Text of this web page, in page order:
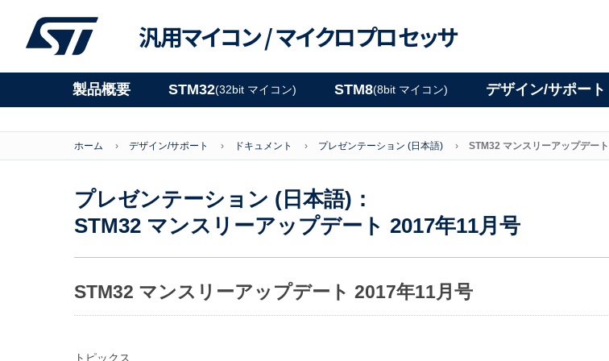
汎用マイコン /マイクロプロセッサ
製品概要 STM32(32bit マイコン) STM8(8bit マイコン) デザイン/サポート
ホーム デザイン/サポート ドキュメント プレゼンテーション (日本語) STM32 マンスリーアップデー
プレゼンテーション (日本語)：
STM32 マンスリーアップデート 2017年11月号
STM32 マンスリーアップデート 2017年11月号
トピックス